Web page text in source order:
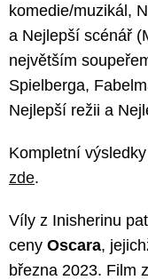
komedie/muzikál,
a Nejlepší scénář
největším
Spielberga,
Nejlepší režii a
Kompletní
zde.
Víly z Inisherinu
ceny Oscara,
března 2023. Film